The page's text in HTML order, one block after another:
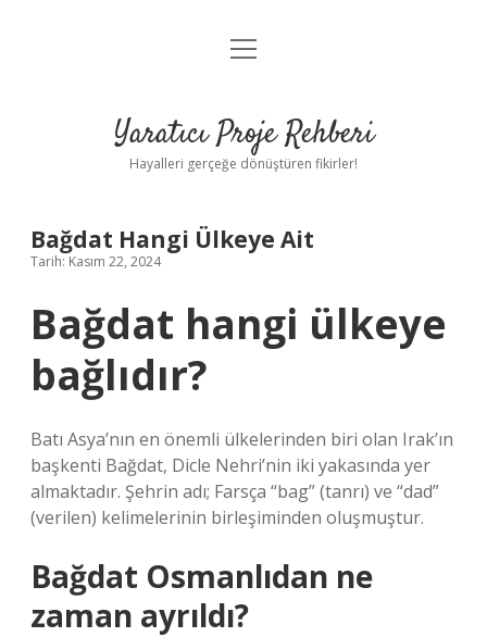
Anasayfa
Yasal Uyarı
menüyü
Yaratıcı Proje Rehberi
Hayalleri gerçeğe dönüştüren fikirler!
Bağdat Hangi Ülkeye Ait
Tarih: Kasım 22, 2024
Bağdat hangi ülkeye
bağlıdır?
Batı Asya’nın en önemli ülkelerinden biri olan Irak’ın
başkenti Bağdat, Dicle Nehri’nin iki yakasında yer
almaktadır. Şehrin adı; Farsça “bag” (tanrı) ve “dad”
(verilen) kelimelerinin birleşiminden oluşmuştur.
Bağdat Osmanlıdan ne
zaman ayrıldı?